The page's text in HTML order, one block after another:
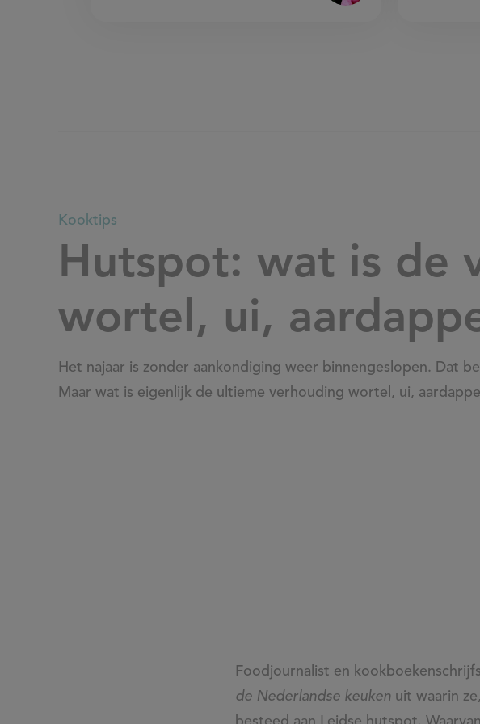
Hutspot:
wat
Kooktips
Hutspot: wat is de
wortel, ui,
Het najaar is zonder aankondiging weer binnengeslopen. Dat
Maar wat is eigenlijk de ultieme verhouding wortel, ui,
Foodjournalist en
de Nederlandse keuken uit waarin